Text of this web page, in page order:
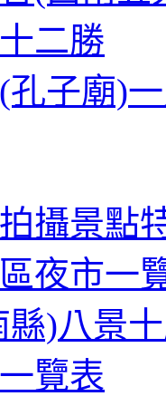
二勝
孔子廟)
攝景點
夜市一
縣)八景
覽表